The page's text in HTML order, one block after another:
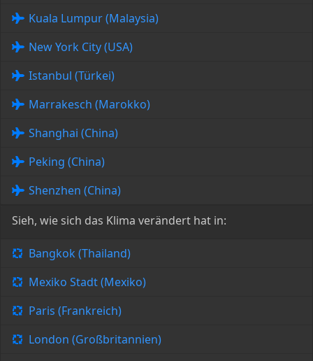
Kuala Lumpur (Malaysia)
New York City (USA)
Istanbul (Türkei)
Marrakesch (Marokko)
Shanghai (China)
Peking (China)
Shenzhen (China)
Sieh, wie sich das Klima verändert hat in:
Bangkok (Thailand)
Mexiko Stadt (Mexiko)
Paris (Frankreich)
London (Großbritannien)